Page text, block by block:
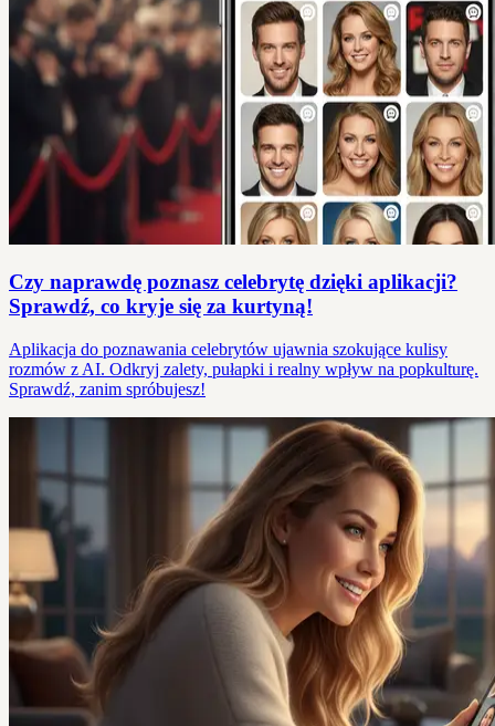
Czy naprawdę poznasz celebrytę dzięki aplikacji?
Sprawdź, co kryje się za kurtyną!
Aplikacja do poznawania celebrytów ujawnia szokujące kulisy
rozmów z AI. Odkryj zalety, pułapki i realny wpływ na popkulturę.
Sprawdź, zanim spróbujesz!